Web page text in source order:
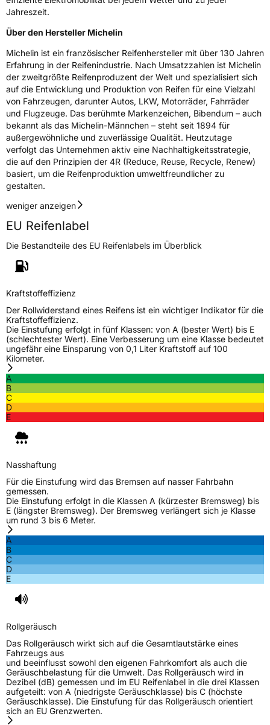
Jahreszeit.
Über den Hersteller Michelin
Michelin ist ein französischer Reifenhersteller mit über 130 Jahren
Erfahrung in der Reifenindustrie. Nach Umsatzzahlen ist Michelin
der zweitgrößte Reifenproduzent der Welt und spezialisiert sich
auf die Entwicklung und Produktion von Reifen für eine Vielzahl
von Fahrzeugen, darunter Autos, LKW, Motorräder, Fahrräder
und Flugzeuge. Das berühmte Markenzeichen, Bibendum – auch
bekannt als das Michelin-Männchen – steht seit 1894 für
außergewöhnliche und zuverlässige Qualität. Heutzutage
verfolgt das Unternehmen aktiv eine Nachhaltigkeitsstrategie,
die auf den Prinzipien der 4R (Reduce, Reuse, Recycle, Renew)
basiert, um die Reifenproduktion umweltfreundlicher zu
gestalten.
weniger anzeigen
EU Reifenlabel
Die Bestandteile des EU Reifenlabels im Überblick
Kraftstoffeffizienz
Der Rollwiderstand eines Reifens ist ein wichtiger Indikator für die
Kraftstoffeffizienz.
Die Einstufung erfolgt in fünf Klassen: von A (bester Wert) bis E
(schlechtester Wert). Eine Verbesserung um eine Klasse bedeutet
ungefähr eine Einsparung von 0,1 Liter Kraftstoff auf 100
Kilometer.
A
B
C
D
E
Nasshaftung
Für die Einstufung wird das Bremsen auf nasser Fahrbahn
gemessen.
Die Einstufung erfolgt in die Klassen A (kürzester Bremsweg) bis
E (längster Bremsweg). Der Bremsweg verlängert sich je Klasse
um rund 3 bis 6 Meter.
A
B
C
D
E
Rollgeräusch
Das Rollgeräusch wirkt sich auf die Gesamtlautstärke eines
Fahrzeugs aus
und beeinflusst sowohl den eigenen Fahrkomfort als auch die
Geräuschbelastung für die Umwelt. Das Rollgeräusch wird in
Dezibel (dB) gemessen und im EU Reifenlabel in die drei Klassen
aufgeteilt: von A (niedrigste Geräuschklasse) bis C (höchste
Geräuschklasse). Die Einstufung für das Rollgeräusch orientiert
sich an EU Grenzwerten.